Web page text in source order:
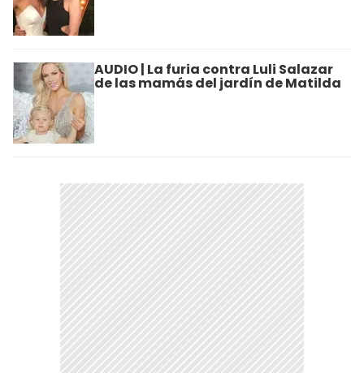
AUDIO | La furia contra Luli Salazar
de las mamás del jardín de Matilda